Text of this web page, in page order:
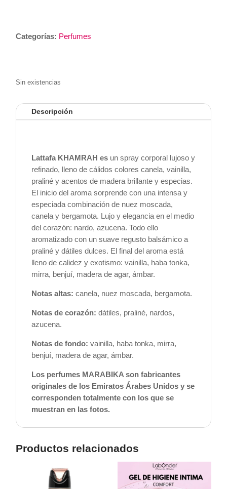
Categorías: Perfumes
Sin existencias
Descripción
Lattafa KHAMRAH es un spray corporal lujoso y
refinado, lleno de cálidos colores canela, vainilla,
praliné y acentos de madera brillante y especias.
El inicio del aroma sorprende con una intensa y
especiada combinación de nuez moscada,
canela y bergamota. Lujo y elegancia en el medio
del corazón: nardo, azucena. Todo ello
aromatizado con un suave regusto balsámico a
praliné y dátiles dulces. El final del aroma está
lleno de calidez y exotismo: vainilla, haba tonka,
mirra, benjuí, madera de agar, ámbar.
Notas altas: canela, nuez moscada, bergamota.
Notas de corazón: dátiles, praliné, nardos,
azucena.
Notas de fondo: vainilla, haba tonka, mirra,
benjuí, madera de agar, ámbar.
Los perfumes MARABIKA son fabricantes
originales de los Emiratos Árabes Unidos y se
corresponden totalmente con los que se
muestran en las fotos.
Productos relacionados